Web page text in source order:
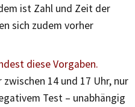
ist Zahl und Zeit der
sich zudem vorher
diese Vorgaben.
14 und 17 Uhr, nur
Test – unabhängig